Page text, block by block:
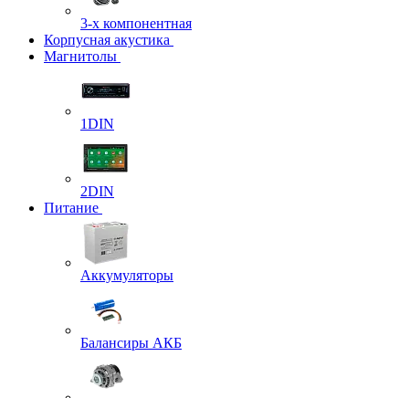
3-х компонентная
Корпусная акустика
Магнитолы
1DIN
2DIN
Питание
Аккумуляторы
Балансиры АКБ